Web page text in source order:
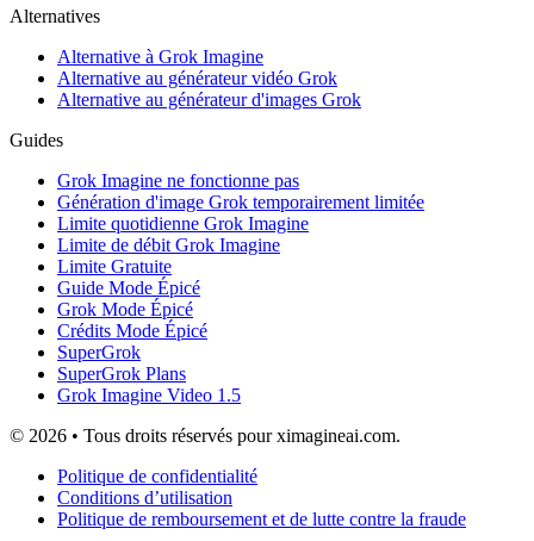
Alternatives
Alternative à Grok Imagine
Alternative au générateur vidéo Grok
Alternative au générateur d'images Grok
Guides
Grok Imagine ne fonctionne pas
Génération d'image Grok temporairement limitée
Limite quotidienne Grok Imagine
Limite de débit Grok Imagine
Limite Gratuite
Guide Mode Épicé
Grok Mode Épicé
Crédits Mode Épicé
SuperGrok
SuperGrok Plans
Grok Imagine Video 1.5
© 2026 • Tous droits réservés pour ximagineai.com.
Politique de confidentialité
Conditions d’utilisation
Politique de remboursement et de lutte contre la fraude